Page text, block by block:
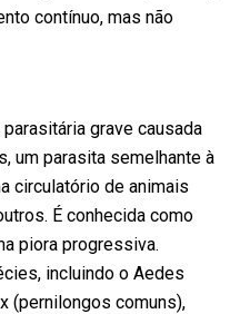
contínuo, mas não
grave causada
um parasita semelhante à
circulatório de animais
É conhecida como
piora progressiva.
incluindo o Aedes
(pernilongos comuns),